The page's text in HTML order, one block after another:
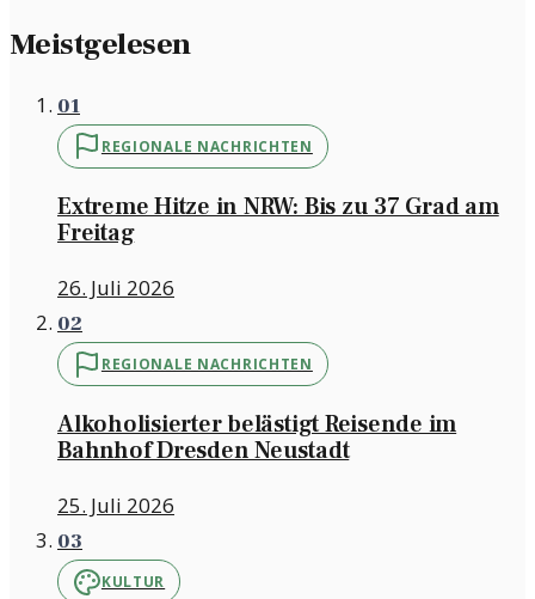
Meistgelesen
01
REGIONALE NACHRICHTEN
Extreme Hitze in NRW: Bis zu 37 Grad am
Freitag
26. Juli 2026
02
REGIONALE NACHRICHTEN
Alkoholisierter belästigt Reisende im
Bahnhof Dresden Neustadt
25. Juli 2026
03
KULTUR